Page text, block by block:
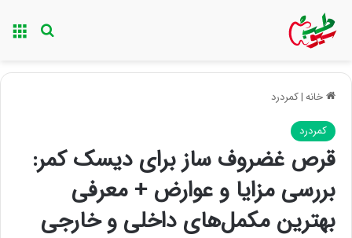
خانه|کمردرد
کمردرد
قرص غضروف ساز برای دیسک کمر:
بررسی مزایا و عوارض + معرفی
بهترین مکمل‌های داخلی و خارجی